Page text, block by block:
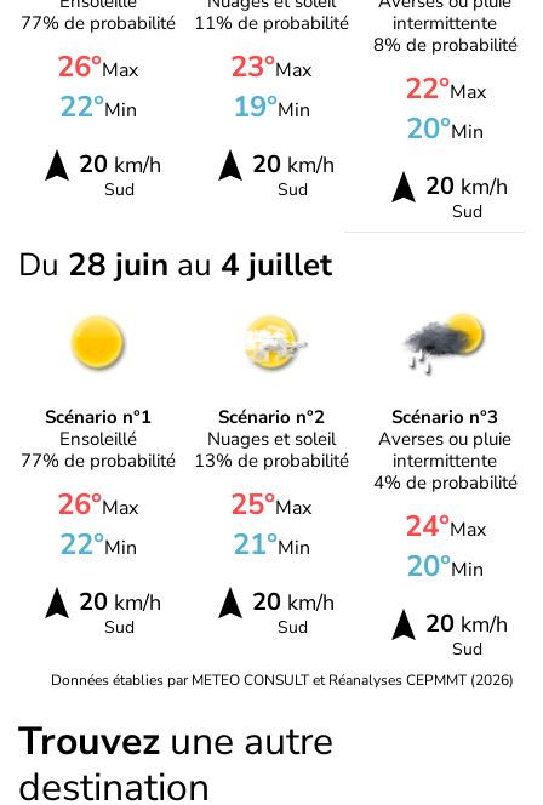
77% de probabilité
26°Max
22°Min
20km/h
Sud
11% de probabilité
23°Max
19°Min
20km/h
Sud
intermittente
8% de probabilité
22°Max
20°Min
20 km/h
Sud
Du 28 juin au 4 juillet
Scénario n°1
Ensoleillé
77% de probabilité
26°Max
22°Min
20km/h
Sud
Scénario n°2
Nuages et soleil
13% de probabilité
25°Max
21°Min
20km/h
Sud
Scénario n°3
Averses ou pluie
intermittente
4% de probabilité
24°Max
20°Min
20 km/h
Sud
Données établies par METEO CONSULT et Réanalyses CEPMMT (2026)
Trouvez une autre
destination